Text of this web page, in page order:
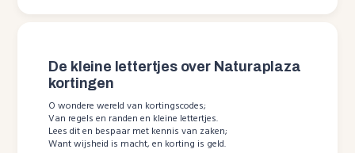
De kleine lettertjes over Naturaplaza
kortingen
O wondere wereld van kortingscodes;
Van regels en randen en kleine lettertjes.
Lees dit en bespaar met kennis van zaken;
Want wijsheid is macht, en korting is geld.